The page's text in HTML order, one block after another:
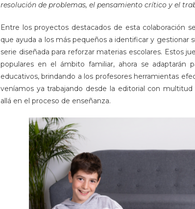
resolución de problemas, el pensamiento crítico y el
Entre los proyectos destacados de esta colaboración
que ayuda a los más pequeños a identificar y gestionar
serie diseñada para reforzar materias escolares. Estos
populares en el ámbito familiar, ahora se adaptarán
educativos, brindando a los profesores herramientas
veníamos ya trabajando desde la editorial con
allá en el proceso de enseñanza.